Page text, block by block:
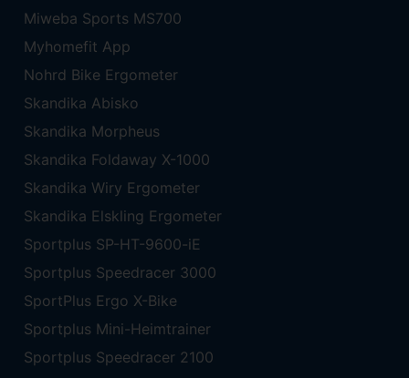
Miweba Sports MS700
Myhomefit App
Nohrd Bike Ergometer
Skandika Abisko
Skandika Morpheus
Skandika Foldaway X-1000
Skandika Wiry Ergometer
Skandika Elskling Ergometer
Sportplus SP-HT-9600-iE
Sportplus Speedracer 3000
SportPlus Ergo X-Bike
Sportplus Mini-Heimtrainer
Sportplus Speedracer 2100